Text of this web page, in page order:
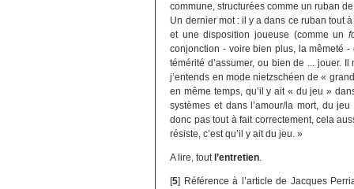
commune, structurées comme un ruban
Un dernier mot : il y a dans ce ruban tout
et une disposition joueuse (comme un
conjonction - voire bien plus, la mêmeté
témérité d’assumer, ou bien de ... jouer.
j’entends en mode nietzschéen de «
en même temps, qu’il y ait « du jeu »
systèmes et dans l’amour/la mort, du
donc pas tout à fait correctement, cela
résiste, c’est qu’il y ait du jeu. »
A lire, tout l’entretien.
[5] Référence à l’article de Jacques